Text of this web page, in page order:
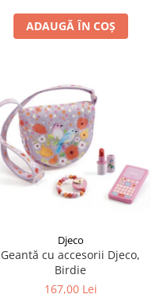
ADAUGĂ ÎN COȘ
Djeco
Geantă cu accesorii Djeco,
Birdie
167,00 Lei